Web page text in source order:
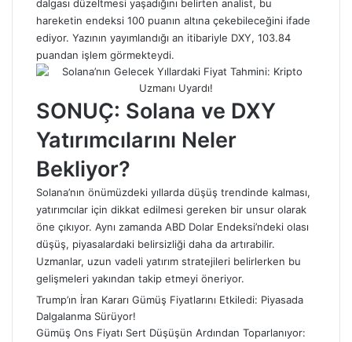
dalgası düzeltmesi yaşadığını belirten analist, bu
hareketin endeksi 100 puanın altına çekebileceğini ifade
ediyor. Yazının yayımlandığı an itibariyle DXY, 103.84
puandan işlem görmekteydi.
SONUÇ: Solana ve DXY
Yatırımcılarını Neler
Bekliyor?
Solana’nın önümüzdeki yıllarda düşüş trendinde kalması,
yatırımcılar için dikkat edilmesi gereken bir unsur olarak
öne çıkıyor. Aynı zamanda ABD Dolar Endeksi’ndeki olası
düşüş, piyasalardaki belirsizliği daha da artırabilir.
Uzmanlar, uzun vadeli yatırım stratejileri belirlerken bu
gelişmeleri yakından takip etmeyi öneriyor.
Trump’ın İran Kararı Gümüş Fiyatlarını Etkiledi: Piyasada
Dalgalanma Sürüyor!
Gümüş Ons Fiyatı Sert Düşüşün Ardından Toparlanıyor: